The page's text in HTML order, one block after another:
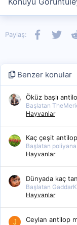
Paylaş: Facebook
Benzer konular
Öküz başlı
Başlatan
Hayvanlar
Kaç çeşit
Başlatan poliyana
Hayvanlar
Dünyada kaç
Başlatan
Hayvanlar
J Ceylan antilop